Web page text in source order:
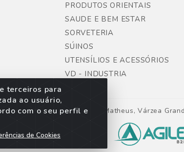
terceiros para
ao usuário,
com o seu perfil e
de Cookies
PRODUTOS ORIENTAIS
SAUDE E BEM ESTAR
SORVETERIA
SÚINOS
UTENSÍLIOS E ACESSÓRIOS
VD - INDUSTRIA
Imigrantes, Lote 06, São Matheus, Várzea